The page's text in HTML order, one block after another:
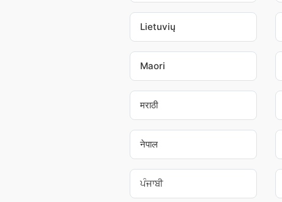
Lietuvių
Maori
मराठी
नेपाल
ਪੰਜਾਬੀ